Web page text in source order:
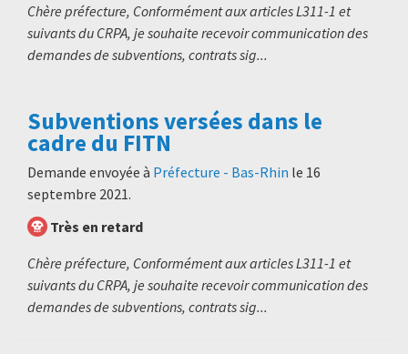
Chère préfecture, Conformément aux articles L311-1 et
suivants du CRPA, je souhaite recevoir communication des
demandes de subventions, contrats sig...
Subventions versées dans le
cadre du FITN
Demande envoyée à Préfecture - Bas-Rhin le 16
septembre 2021.
Très en retard
Chère préfecture, Conformément aux articles L311-1 et
suivants du CRPA, je souhaite recevoir communication des
demandes de subventions, contrats sig...